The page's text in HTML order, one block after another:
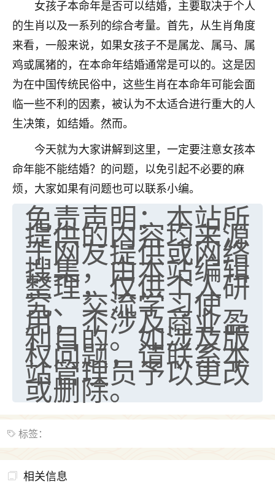
女孩子本命年是否可以结婚，主要取决于个人
的生肖以及一系列的综合考量。首先，从生肖角度
来看，一般来说，如果女孩子不是属龙、属马、属
鸡或属猪的，在本命年结婚通常是可以的。这是因
为在中国传统民俗中，这些生肖在本命年可能会面
临一些不利的因素，被认为不太适合进行重大的人
生决策，如结婚。然而。
今天就为大家讲解到这里，一定要注意女孩本
命年能不能结婚？的问题，以免引起不必要的麻
烦，大家如果有问题也可以联系小编。
免责声明：本站所
提供的内容均来源
于网友提供或网络
搜集，由本站编辑
整理，仅供个人研
究、交流学习使
用，不涉及商业盈
利目的。如涉及版
权问题，请联系本
站管理员予以更改
或删除。
标签：
相关信息
超度，现在看来，人不信也不行。
2天前 来自云南 11
优秀的张同学
老师收徒吗？？我对这些很感兴趣
2天前 来自山西 15